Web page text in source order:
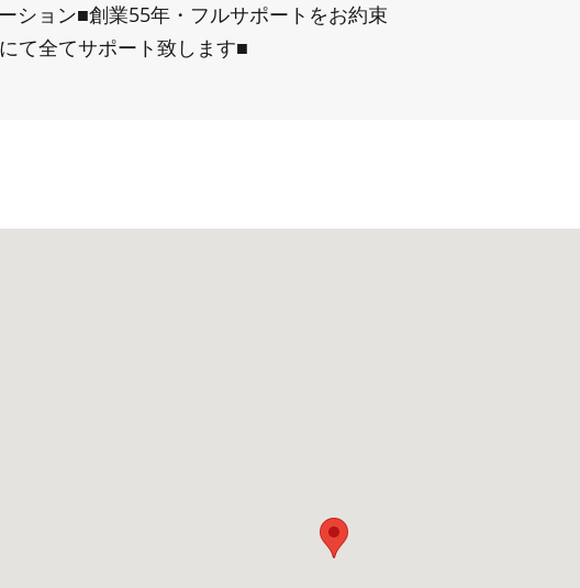
ション■創業55年・フルサポートをお約束
て全てサポート致します■